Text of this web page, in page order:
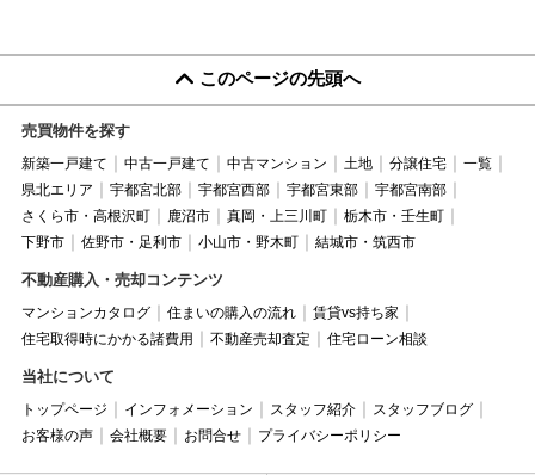
このページの先頭へ
売買物件を探す
新築一戸建て 中古一戸建て 中古マンション 土地 分譲住宅
一覧
県北エリア
宇都宮北部 宇都宮西部 宇都宮東部
宇都宮南部
さくら市・高根沢町
鹿沼市 真岡・上三川町
栃木市・壬生町
下野市
佐野市・足利市 小山市・野木町 結城市・筑西市
不動産購入・売却コンテンツ
マンションカタログ 住まいの購入の流れ
賃貸vs持ち家
住宅取得時にかかる諸費用
不動産売却査定 住宅ローン相談
当社について
トップページ インフォメーション スタッフ紹介
スタッフブログ
お客様の声
会社概要 お問合せ プライバシーポリシー